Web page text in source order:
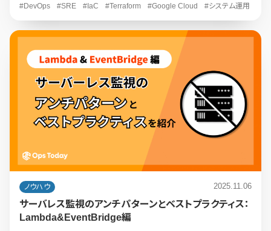
#DevOps #SRE #IaC #Terraform #Google Cloud #システム運用
ノウハウ 2025.11.06
サーバレス監視のアンチパターンとベストプラクティス：
Lambda&EventBridge編